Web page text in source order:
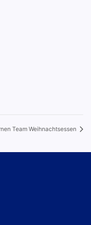
Team Weihnachtsessen